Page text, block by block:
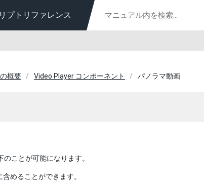
プトリファレンス
概要 Video Player コンポーネント パノラマ動画
ことが可能になります。
めることができます。